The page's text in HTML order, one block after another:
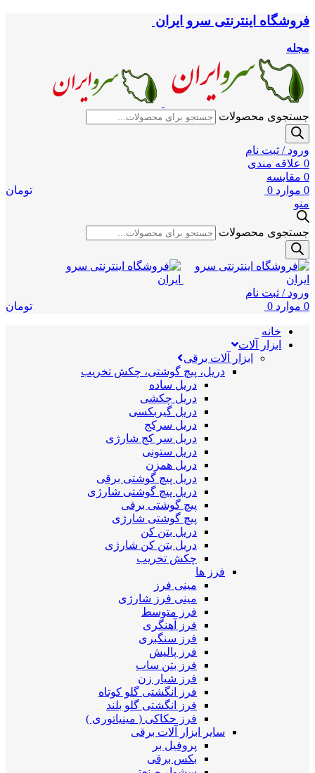
فروشگاه اینترنتی سرو ایران
مجله
جستجوی محصولات
ورود / ثبت نام
0 علاقه مندی
0 مقایسه
0 موارد 0
تومان
منو
جستجوی محصولات
ورود / ثبت نام
0 موارد 0 تومان
خانه
ابزار آلات
ابزار آلات برقی
دریل، پیچ گوشتی، چکش تخریب
دریل ساده
دریل چکشی
دریل گیربکسی
دریل سرکج
دریل سر کج شارژی
دریل ستونی
دریل همزن
دریل پیچ گوشتی برقی
دریل پیچ گوشتی شارژی
پیچ گوشتی برقی
پیچ گوشتی شارژی
دریل بتن کن
دریل بتن کن شارژی
چکش تخریب
فرز ها
مینی فرز
مینی فرز شارژی
فرز متوسط
فرز آهنگری
فرز سنگبری
فرز پالیش
فرز بتن ساب
فرز شیار زن
فرز انگشتی گلو کوتاه
فرز انگشتی گلو بلند
فرز حکاکی ( مینیاتوری )
سایر ابزار آلات برقی
پروفیل بر
بکس برقی